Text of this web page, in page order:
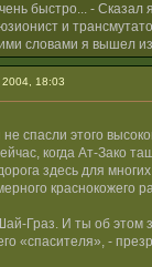
быстро... - Сказал
и
словами я вышел из
2004, 18:03
спасли этого
когда Ат-Зако
здесь для
краснокожего
Граз. И ты об этом
«спасителя», -